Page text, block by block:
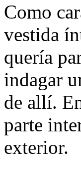
Como
vestida
quería
indagar
de allí.
parte
exterior.